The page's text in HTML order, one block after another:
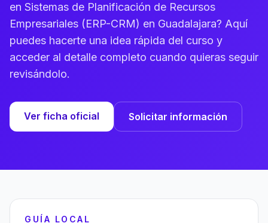
en Sistemas de Planificación de Recursos
Empresariales (ERP-CRM) en Guadalajara? Aquí
puedes hacerte una idea rápida del curso y
acceder al detalle completo cuando quieras seguir
revisándolo.
Ver ficha oficial Solicitar información
GUÍA LOCAL